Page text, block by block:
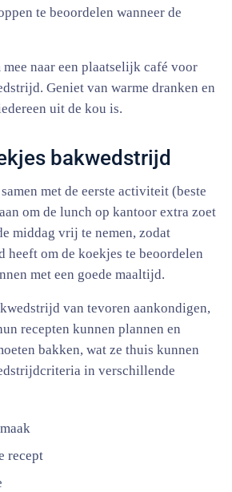
te beoordelen wanneer de
mee naar een plaatselijk café voor
Geniet van warme dranken en
uit de kou is.
bakwedstrijd
met de eerste activiteit (beste
om de lunch op kantoor extra zoet
middag vrij te nemen, zodat
heeft om de koekjes te beoordelen
met een goede maaltijd.
van tevoren aankondigen,
recepten kunnen plannen en
bakken, wat ze thuis kunnen
in verschillende
recept